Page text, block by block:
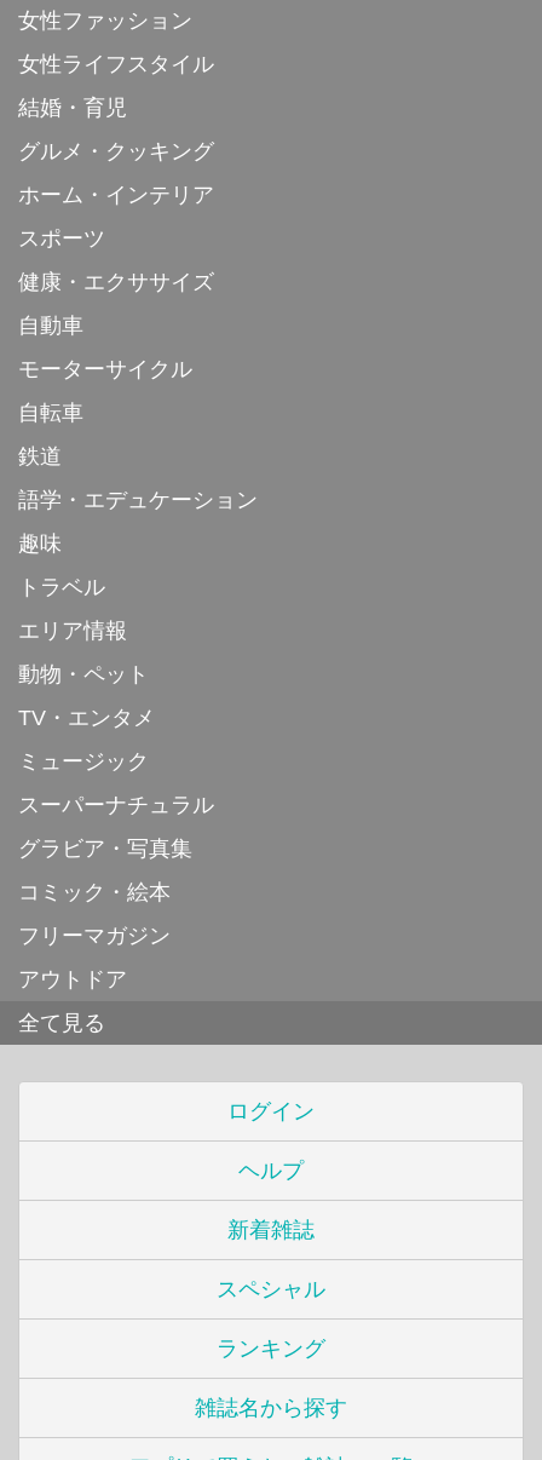
女性ファッション
女性ライフスタイル
結婚・育児
グルメ・クッキング
ホーム・インテリア
スポーツ
健康・エクササイズ
自動車
モーターサイクル
自転車
鉄道
語学・エデュケーション
趣味
トラベル
エリア情報
動物・ペット
TV・エンタメ
ミュージック
スーパーナチュラル
グラビア・写真集
コミック・絵本
フリーマガジン
アウトドア
全て見る
ログイン
ヘルプ
新着雑誌
スペシャル
ランキング
雑誌名から探す